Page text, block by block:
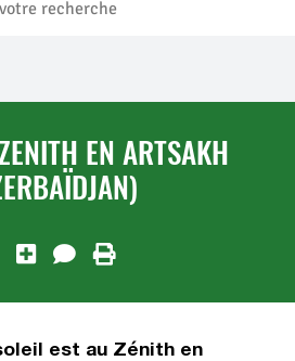
EN ARTSAKH
est au Zénith en